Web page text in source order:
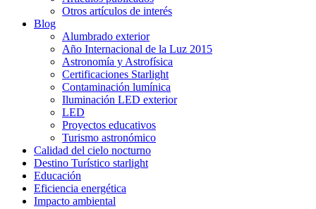
Otros artículos de interés
Blog
Alumbrado exterior
Año Internacional de la Luz 2015
Astronomía y Astrofísica
Certificaciones Starlight
Contaminación lumínica
Iluminación LED exterior
LED
Proyectos educativos
Turismo astronómico
Calidad del cielo nocturno
Destino Turístico starlight
Educación
Eficiencia energética
Impacto ambiental